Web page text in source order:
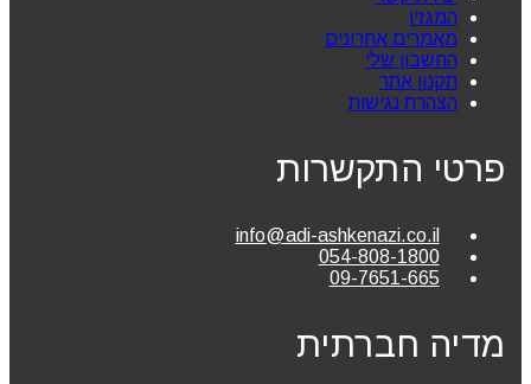
המגזין
מאמרים אחרונים
החשבון שלי
תקנון אתר
הצהרת נגישות
פרטי התקשרות
info@adi-ashkenazi.co.il
054-808-1800
09-7651-665
מדיה חברתית